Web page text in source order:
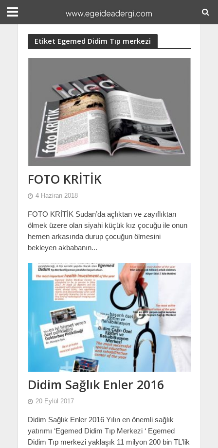
Etiket Egemed Didim Tıp merkezi
FOTO KRİTİK
4 Haziran 2018
FOTO KRİTİK Sudan’da açlıktan ve zayıflıktan
ölmek üzere olan siyahi küçük kız çocuğu ile onun
hemen arkasında durup çocuğun ölmesini
bekleyen akbabanın...
Didim Sağlık Enler 2016
20 Eylül 2017
Didim Sağlık Enler 2016 Yılın en önemli sağlık
yatırımı ‘Egemed Didim Tıp Merkezi ‘ Egemed
Didim Tıp merkezi yaklaşık 11 milyon 200 bin TL’lik